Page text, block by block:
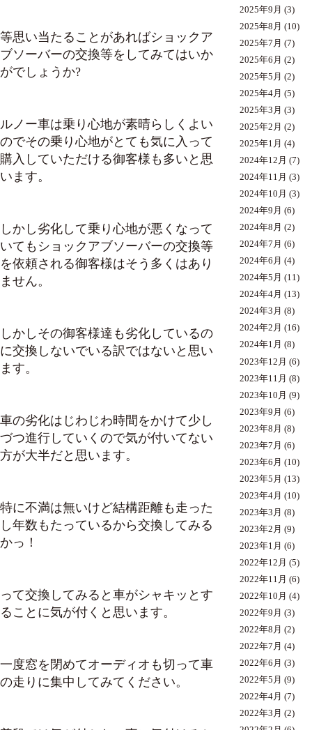
等思い当たることがあればショックア
ブソーバーの交換等をしてみてはいか
がでしょうか?
ルノー車は乗り心地が素晴らしくよい
のでその乗り心地がとても気に入って
購入していただける御客様も多いと思
います。
しかし劣化して乗り心地が悪くなって
いてもショックアブソーバーの交換等
を依頼される御客様はそう多くはあり
ません。
しかしその御客様達も劣化しているの
に交換しないでいる訳ではないと思い
ます。
車の劣化はじわじわ時間をかけて少し
づつ進行していくので気が付いてない
方が大半だと思います。
特に不満は無いけど結構距離も走った
し年数もたっているから交換してみる
かっ！
って交換してみると車がシャキッとす
ることに気が付くと思います。
一度窓を閉めてオーディオも切って車
の走りに集中してみてください。
2025年9月 (3)
2025年8月 (10)
2025年7月 (7)
2025年6月 (2)
2025年5月 (2)
2025年4月 (5)
2025年3月 (3)
2025年2月 (2)
2025年1月 (4)
2024年12月 (7)
2024年11月 (3)
2024年10月 (3)
2024年9月 (6)
2024年8月 (2)
2024年7月 (6)
2024年6月 (4)
2024年5月 (11)
2024年4月 (13)
2024年3月 (8)
2024年2月 (16)
2024年1月 (8)
2023年12月 (6)
2023年11月 (8)
2023年10月 (9)
2023年9月 (6)
2023年8月 (8)
2023年7月 (6)
2023年6月 (10)
2023年5月 (13)
2023年4月 (10)
2023年3月 (8)
2023年2月 (9)
2023年1月 (6)
2022年12月 (5)
2022年11月 (6)
2022年10月 (4)
2022年9月 (3)
2022年8月 (2)
2022年7月 (4)
2022年6月 (3)
2022年5月 (9)
2022年4月 (7)
2022年3月 (2)